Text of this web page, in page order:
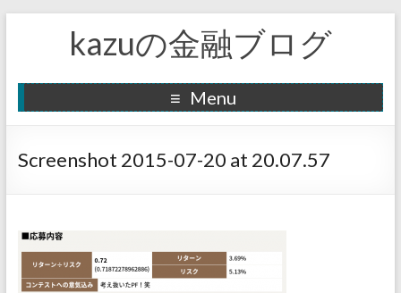
kazuの金融ブログ
Menu
Screenshot 2015-07-20 at 20.07.57